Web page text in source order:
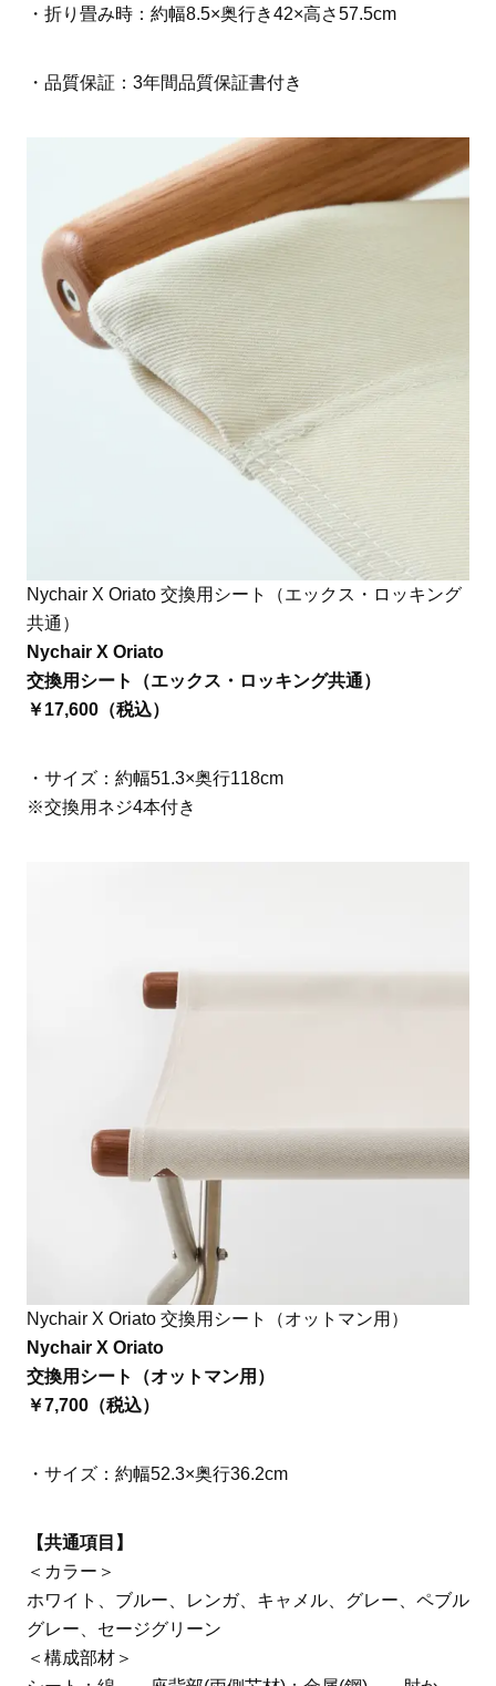
・折り畳み時：約幅8.5×奥行き42×高さ57.5cm
・品質保証：3年間品質保証書付き
Nychair X Oriato 交換用シート（エックス・ロッキング
共通）
Nychair X Oriato
交換用シート（エックス・ロッキング共通）
￥17,600（税込）
・サイズ：約幅51.3×奥行118cm
※交換用ネジ4本付き
Nychair X Oriato 交換用シート（オットマン用）
Nychair X Oriato
交換用シート（オットマン用）
￥7,700（税込）
・サイズ：約幅52.3×奥行36.2cm
【共通項目】
＜カラー＞
ホワイト、ブルー、レンガ、キャメル、グレー、ペブル
グレー、セージグリーン
＜構成部材＞